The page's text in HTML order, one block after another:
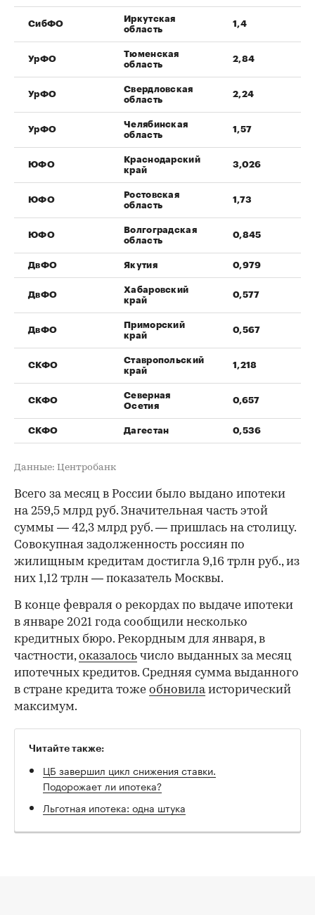
СибФО
Иркутская
область
1,4
УрФО
Тюменская
область
2,84
УрФО
Свердловская
область
2,24
УрФО
Челябинская
область
1,57
ЮФО
Краснодарский
край
3,026
ЮФО
Ростовская
область
1,73
ЮФО
Волгоградская
область
0,845
ДвФО Якутия 0,979
ДвФО
Хабаровский
край
0,577
ДвФО
Приморский
край
0,567
СКФО
Ставропольский
край
1,218
СКФО
Северная
Осетия
0,657
СКФО Дагестан 0,536
Данные: Центробанк
Всего за месяц в России было выдано ипотеки
на 259,5 млрд руб. Значительная часть этой
суммы — 42,3 млрд руб. — пришлась на столицу.
Совокупная задолженность россиян по
жилищным кредитам достигла 9,16 трлн руб., из
них 1,12 трлн — показатель Москвы.
В конце февраля о рекордах по выдаче ипотеки
в январе 2021 года сообщили несколько
кредитных бюро. Рекордным для января, в
частности,оказалось число выданных за месяц
ипотечных кредитов. Средняя сумма выданного
в стране кредита тоже обновилаисторический
максимум.
Читайте также:
ЦБ завершил цикл снижения ставки.
Подорожает ли ипотека?
Льготная ипотека: одна штука